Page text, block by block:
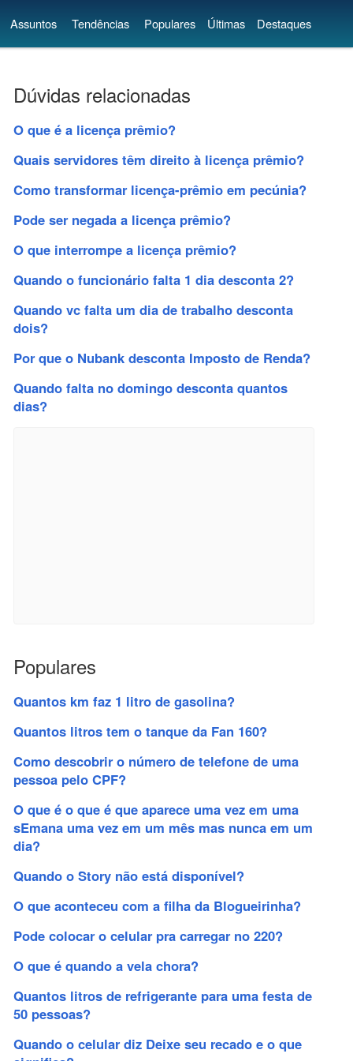
Assuntos Tendências Populares Últimas Destaques
Dúvidas relacionadas
O que é a licença prêmio?
Quais servidores têm direito à licença prêmio?
Como transformar licença-prêmio em pecúnia?
Pode ser negada a licença prêmio?
O que interrompe a licença prêmio?
Quando o funcionário falta 1 dia desconta 2?
Quando vc falta um dia de trabalho desconta
dois?
Por que o Nubank desconta Imposto de Renda?
Quando falta no domingo desconta quantos
dias?
Populares
Quantos km faz 1 litro de gasolina?
Quantos litros tem o tanque da Fan 160?
Como descobrir o número de telefone de uma
pessoa pelo CPF?
O que é o que é que aparece uma vez em uma
sEmana uma vez em um mês mas nunca em um
dia?
Quando o Story não está disponível?
O que aconteceu com a filha da Blogueirinha?
Pode colocar o celular pra carregar no 220?
O que é quando a vela chora?
Quantos litros de refrigerante para uma festa de
50 pessoas?
Quando o celular diz Deixe seu recado e o que